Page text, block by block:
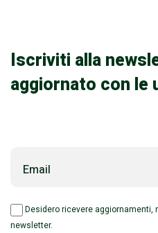
Iscriviti alla
aggiornato con
Email
Desidero ricevere aggiornamenti,
newsletter.